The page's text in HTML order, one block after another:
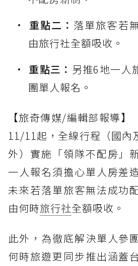
重點二： 落單旅客若
由旅行社全額吸收。
重點三： 另推6地一人
團單人報名。
【旅奇傳媒/編輯部報導】
11/11起，全線行程（國內
外）實施「領隊不配房」
一人報名須擔心單人房差
未來若落單旅客無法成功
由何時旅行社全額吸收。
此外，為徹底解決單人參
何時旅遊更同步推出涵蓋